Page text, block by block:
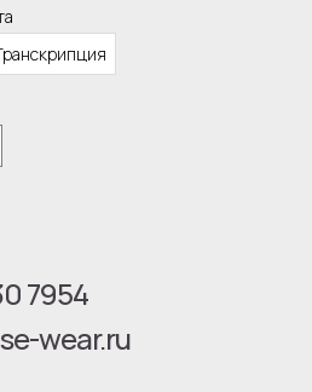
7954
wear.ru